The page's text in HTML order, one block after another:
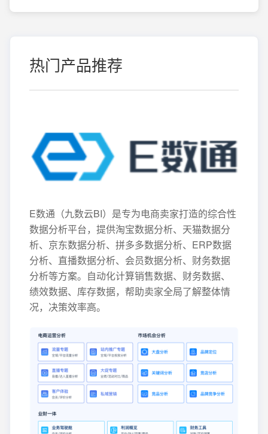
热门产品推荐
E数通（九数云BI）是专为电商卖家打造的综合性
数据分析平台，提供淘宝数据分析、天猫数据分
析、京东数据分析、拼多多数据分析、ERP数据
分析、直播数据分析、会员数据分析、财务数据
分析等方案。自动化计算销售数据、财务数据、
绩效数据、库存数据，帮助卖家全局了解整体情
况，决策效率高。